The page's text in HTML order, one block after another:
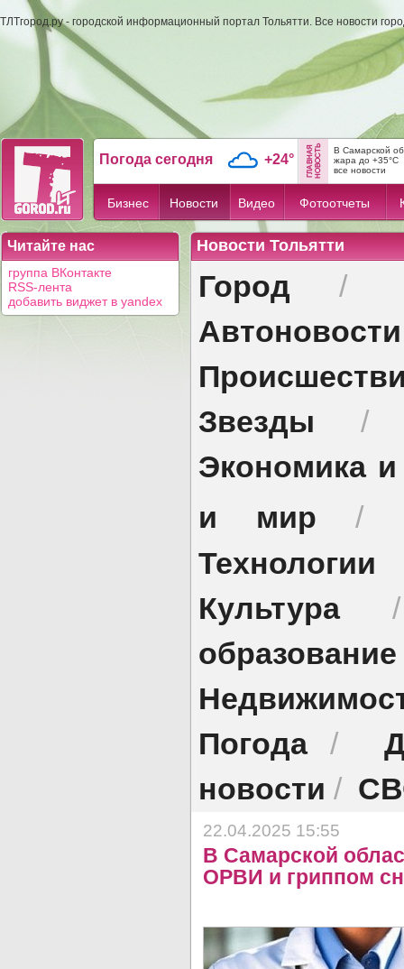
ТЛТгород.ру - городской информационный портал Тольятти. Все новости
Погода сегодня +24°
В Самарской
жара до +35°C
все новости
Бизнес Новости Видео Фотоотчеты
Читайте нас
группа ВКонтакте
RSS-лента
добавить виджет в yandex
Новости Тольятти
Город /
Автоновости
Звезды
Экономика
и мир /
Технологии
Культура
образование
Погода/
новости /
22.04.2025 15:55
В Самарской
ОРВИ и гриппом